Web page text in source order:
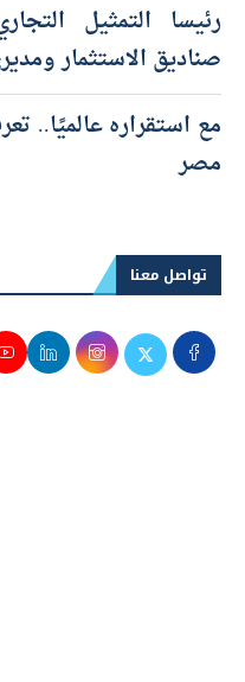
رئيسا التمثيل
صناديق الاستثمار
مع استقراره عالميًا..
مصر
تواصل معنا